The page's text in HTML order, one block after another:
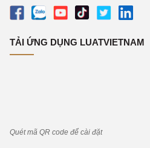
TẢI ỨNG DỤNG LUATVIETNAM
Quét mã QR code để cài đặt